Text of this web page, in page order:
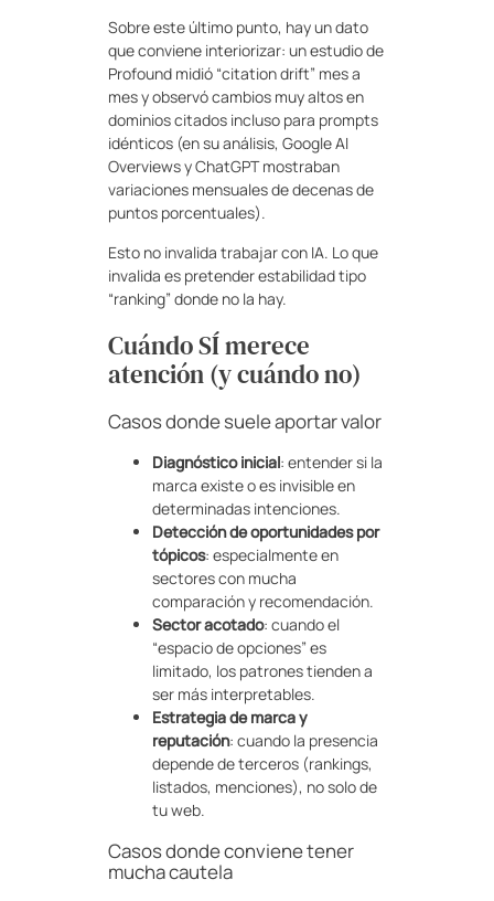
Sobre este último punto, hay un dato
que conviene interiorizar: un estudio de
Profound midió “citation drift” mes a
mes y observó cambios muy altos en
dominios citados incluso para prompts
idénticos (en su análisis, Google AI
Overviews y ChatGPT mostraban
variaciones mensuales de decenas de
puntos porcentuales).
Esto no invalida trabajar con IA. Lo que
invalida es pretender estabilidad tipo
“ranking” donde no la hay.
Cuándo SÍ merece
atención (y cuándo no)
Casos donde suele aportar valor
Diagnóstico inicial: entender si la
marca existe o es invisible en
determinadas intenciones.
Detección de oportunidades por
tópicos: especialmente en
sectores con mucha
comparación y recomendación.
Sector acotado: cuando el
“espacio de opciones” es
limitado, los patrones tienden a
ser más interpretables.
Estrategia de marca y
reputación: cuando la presencia
depende de terceros (rankings,
listados, menciones), no solo de
tu web.
Casos donde conviene tener
mucha cautela